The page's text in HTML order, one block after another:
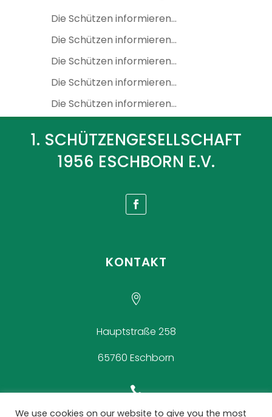
Die Schützen informieren…
Die Schützen informieren…
Die Schützen informieren…
Die Schützen informieren…
Die Schützen informieren…
1. SCHÜTZENGESELLSCHAFT
1956 ESCHBORN E.V.
KONTAKT

Hauptstraße 258
65760 Eschborn

We use cookies on our website to give you the most